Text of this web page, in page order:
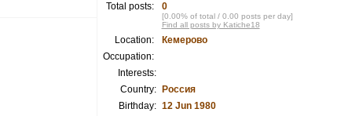
Total posts:
0
[0.00% of total / 0.00 posts per day]
Find all posts by Katiche18
Location:
Кемерово
Occupation:
Interests:
Country:
Россия
Birthday: 12 Jun 1980